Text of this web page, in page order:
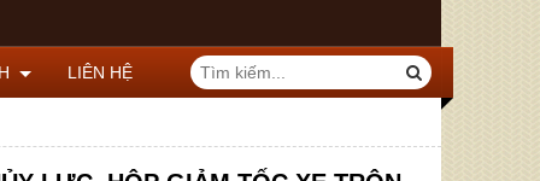
LIÊN HỆ